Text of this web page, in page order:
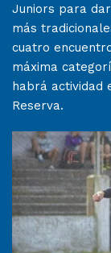
Juniors para
más
cuatro
máxima
habrá actividad
Reserva.